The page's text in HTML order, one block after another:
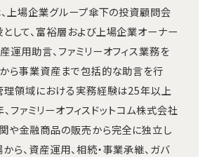
上場企業グループ傘下の投資顧問会
して、富裕層および上場企業オーナー
運用助言、ファミリーオフィス業務を
ら事業資産まで包括的な助言を行
理領域における実務経験は25年以上
ファミリーオフィスドットコム株式会社
や金融商品の販売から完全に独立し
ら、資産運用、相続・事業承継、ガバ